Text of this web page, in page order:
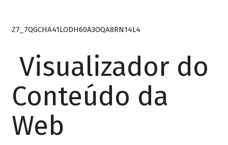
Z7_7QGCHA41LODH60A3OQA8RN14L4
Visualizador do
Conteúdo da
Web